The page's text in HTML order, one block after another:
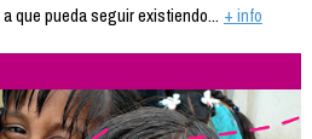
que pueda seguir existiendo... + info